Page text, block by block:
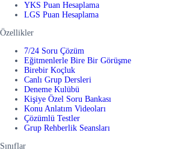
YKS Puan Hesaplama
LGS Puan Hesaplama
Özellikler
7/24 Soru Çözüm
Eğitmenlerle Bire Bir Görüşme
Birebir Koçluk
Canlı Grup Dersleri
Deneme Kulübü
Kişiye Özel Soru Bankası
Konu Anlatım Videoları
Çözümlü Testler
Grup Rehberlik Seansları
Sınıflar